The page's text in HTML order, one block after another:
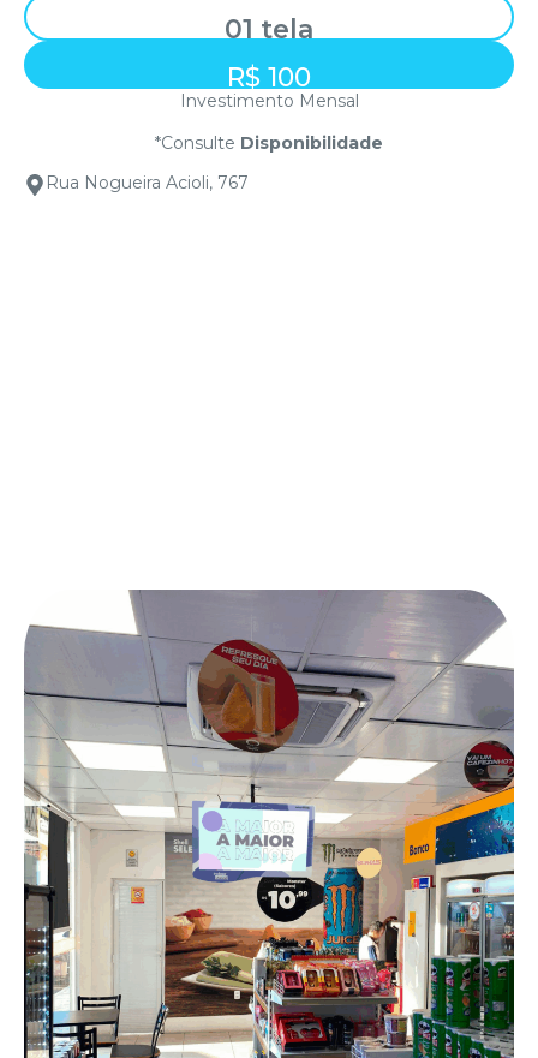
01 tela
R$ 100
Investimento Mensal
*Consulte Disponibilidade
Rua Nogueira Acioli, 767